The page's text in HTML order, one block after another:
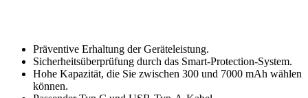
Präventive Erhaltung der Geräteleistung.
Sicherheitsüberprüfung durch das Smart-Protection-System.
Hohe Kapazität, die Sie zwischen 300 und 7000 mAh wählen
können.